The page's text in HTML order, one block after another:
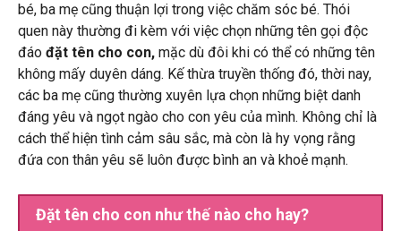
bé, ba mẹ cũng thuận lợi trong việc chăm sóc bé. Thói
quen này thường đi kèm với việc chọn những tên gọi độc
đáo đặt tên cho con, mặc dù đôi khi có thể có những tên
không mấy duyên dáng. Kế thừa truyền thống đó, thời nay,
các ba mẹ cũng thường xuyên lựa chọn những biệt danh
đáng yêu và ngọt ngào cho con yêu của mình. Không chỉ là
cách thể hiện tình cảm sâu sắc, mà còn là hy vọng rằng
đứa con thân yêu sẽ luôn được bình an và khoẻ mạnh.
Đặt tên cho con như thế nào cho hay?